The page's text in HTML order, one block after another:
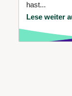
hast...
Lese weiter